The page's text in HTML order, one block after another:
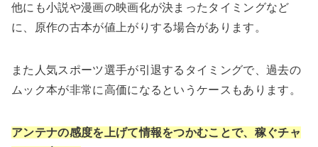
他にも小説や漫画の映画化が決まったタイミングなど
に、原作の古本が値上がりする場合があります。
また人気スポーツ選手が引退するタイミングで、過去の
ムック本が非常に高価になるというケースもあります。
アンテナの感度を上げて情報をつかむことで、稼ぐチャ